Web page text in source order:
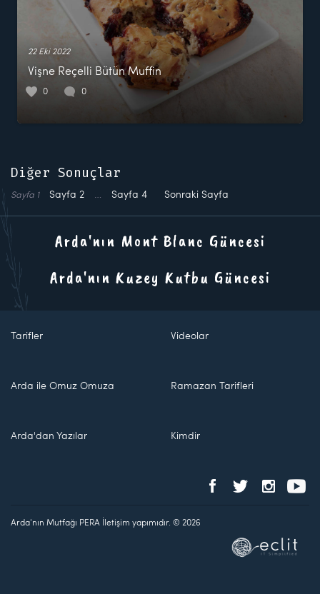
22 Eki 2022
Vişne Reçelli Bütün Muffin
0 0
Diğer Sonuçlar
Sayfa 1 Sayfa 2 … Sayfa 4 Sonraki Sayfa
Arda'nın Mont Blanc Güncesi
Arda'nın Kuzey Kutbu Güncesi
Tarifler Videolar
Arda ile Omuz Omuza Ramazan Tarifleri
Arda'dan Yazılar Kimdir
Arda'nın Mutfağı PERA İletişim yapımıdır. © 2026